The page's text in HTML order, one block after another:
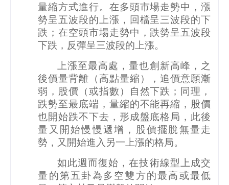
量縮方式進行。在多頭市場走勢中，漲
勢呈五波段的上漲，回檔呈三波段的下
跌；在空頭市場走勢中，跌勢呈五波段
下跌，反彈呈三波段的上漲。
上漲至最高處，量也創新高峰，之
後價量背離（高點量縮），追價意願漸
弱，股價（或指數）自然下跌；同理，
跌勢至最底端，量縮的不能再縮，股價
也開始跌不下去，形成盤底格局，此後
量又開始慢慢遞增，股價擺脫無量走
勢，又開始進入另一上漲的格局。
如此週而復始，在技術線型上成交
量的第五卦為多空雙方的最高或最低